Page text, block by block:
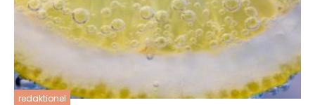
redaktionel